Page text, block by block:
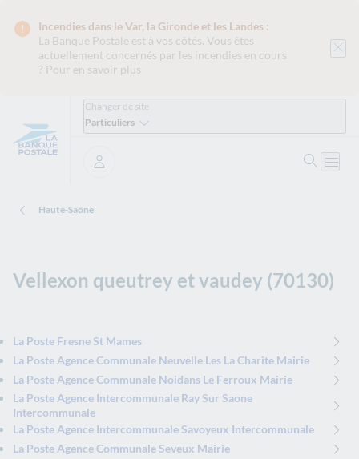
Incendies dans le Var, la Gironde et les Landes :
La Banque Postale est à vos côtés. Vous êtes
actuellement concernés par les incendies en cours
? Pour en savoir plus
Changer de site
Particuliers
Se connecter
Haute-Saône
Vellexon queutrey et vaudey (70130)
La Poste Fresne St Mames
La Poste Agence Communale Neuvelle Les La Charite Mairie
La Poste Agence Communale Noidans Le Ferroux Mairie
La Poste Agence Intercommunale Ray Sur Saone
Intercommunale
La Poste Agence Intercommunale Savoyeux Intercommunale
La Poste Agence Communale Seveux Mairie